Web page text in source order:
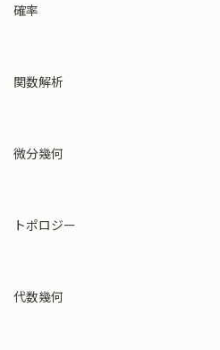
確率
関数解析
微分幾何
トポロジー
代数幾何